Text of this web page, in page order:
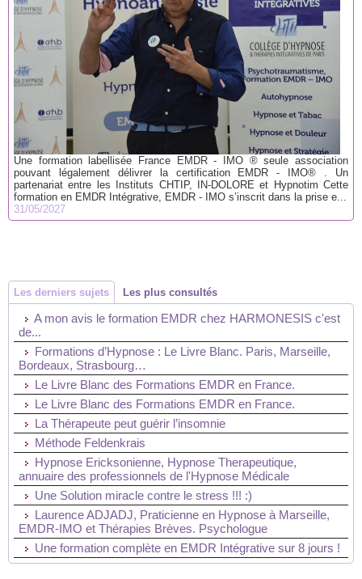
Une formation labellisée France EMDR - IMO ® seule association
pouvant légalement délivrer la certification EMDR - IMO® . Un
partenariat entre les Instituts CHTIP, IN-DOLORE et Hypnotim Cette
formation en EMDR Intégrative, EMDR - IMO s’inscrit dans la prise e...
31/05/2027
Les derniers sujets Les plus consultés
A mon avis le formation EMDR chez HARMONESIS c'est
de...
Formations d’Hypnose : Le Livre Blanc. Paris, Marseille,
Bordeaux, Strasbourg…
Le Livre Blanc des Formations EMDR en France.
Le Livre Blanc des Formations EMDR en France.
La Thérapeute peut guérir l’insomnie
Méthode Feldenkrais
Hypnose Ericksonienne, Hypnose Therapeutique,
annuaire des professionnels de l'Hypnose Médicale
Une Solution miracle contre le stress !!! :)
Laurence ADJADJ, Praticienne en Hypnose à Marseille,
EMDR-IMO et Thérapies Brèves. Psychologue
Une formation complète en EMDR Intégrative sur 8 jours !